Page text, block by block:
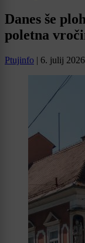
Danes še
poletna
Ptujinfo | 6. julij